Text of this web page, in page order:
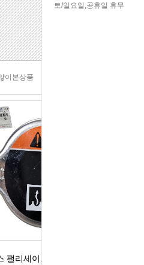
트렁크쇼바
본넷쇼바
일램프[후미등/후데루]
흙받이[머드가드]
연료/주유구캡
싸이드리피드
와이퍼[브러쉬]
사이드미러[빽미러]
토/일요일,공휴일 휴무
이본상품
팰리세이드 캐스퍼 코나 스토